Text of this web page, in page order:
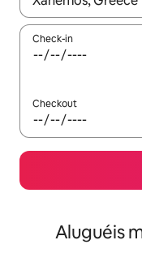
Check-in
Checkout
Aluguéis